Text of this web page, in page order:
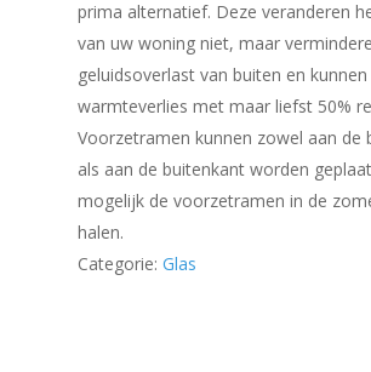
prima alternatief. Deze veranderen
van uw woning niet, maar
geluidsoverlast van buiten en
warmteverlies met maar liefst 50%
Voorzetramen kunnen zowel aan de
als aan de buitenkant worden
mogelijk de voorzetramen in de
halen.
Categorie: Glas